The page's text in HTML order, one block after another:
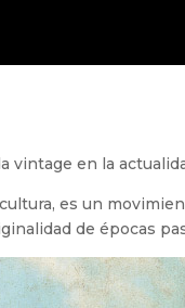
vintage en la
es un
de épocas